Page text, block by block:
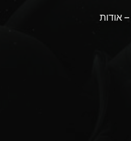
– אודות